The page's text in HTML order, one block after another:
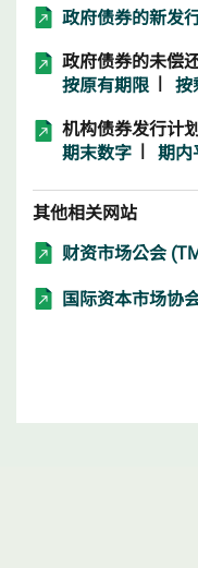
政府债券的新发
政府债券的未偿
按原有期限 | 按
机构债券发行计
期末数字 | 期内
其他相关网站
财资市场公会
国际资本市场协